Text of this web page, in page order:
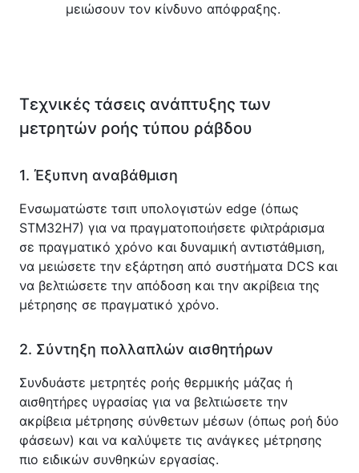
μειώσουν τον κίνδυνο απόφραξης.
Τεχνικές τάσεις ανάπτυξης των
μετρητών ροής τύπου ράβδου
1. Έξυπνη αναβάθμιση
Ενσωματώστε τσιπ υπολογιστών edge (όπως
STM32H7) για να πραγματοποιήσετε φιλτράρισμα
σε πραγματικό χρόνο και δυναμική αντιστάθμιση,
να μειώσετε την εξάρτηση από συστήματα DCS και
να βελτιώσετε την απόδοση και την ακρίβεια της
μέτρησης σε πραγματικό χρόνο.
2. Σύντηξη πολλαπλών αισθητήρων
Συνδυάστε μετρητές ροής θερμικής μάζας ή
αισθητήρες υγρασίας για να βελτιώσετε την
ακρίβεια μέτρησης σύνθετων μέσων (όπως ροή δύο
φάσεων) και να καλύψετε τις ανάγκες μέτρησης
πιο ειδικών συνθηκών εργασίας.